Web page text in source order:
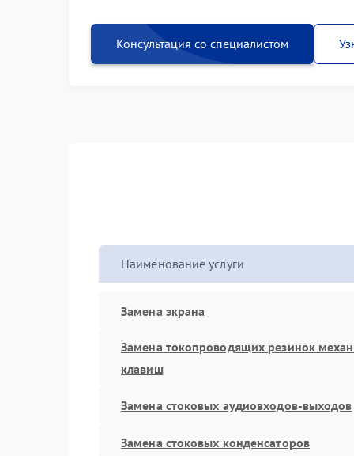
Консультация со специалистом
Наименование услуги
Замена экрана
Замена токопроводящих резинок
клавиш
Замена стоковых аудиовходов-выходов
Замена стоковых конденсаторов